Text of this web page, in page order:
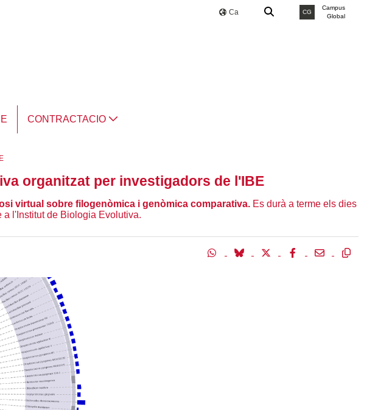
Ca CG
Campus
Global
CONTRACTACIO
organitzat per investigadors de l'IBE
virtual sobre filogenòmica i genòmica comparativa. Es durà a terme els dies
l'Institut de Biologia Evolutiva.